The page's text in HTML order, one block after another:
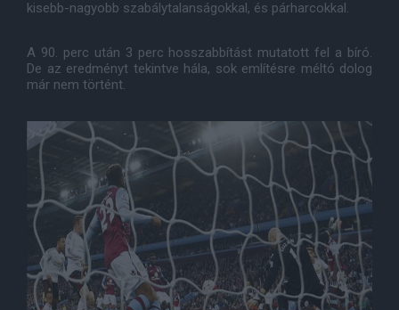
kisebb-nagyobb szabálytalanságokkal, és párharcokkal.
A 90. perc után 3 perc hosszabbítást mutatott fel a bíró.
De az eredményt tekintve hála, sok említésre méltó dolog
már nem történt.